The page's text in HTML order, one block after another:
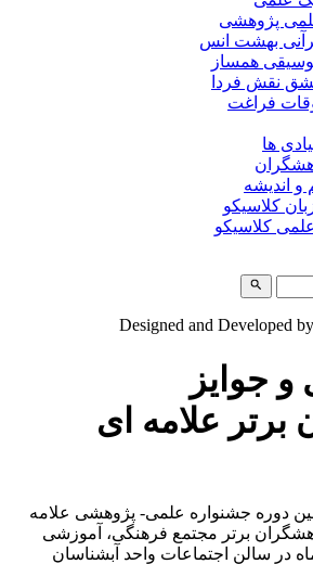
پژوهشی
بهشت انس
همساز
نقش فردا
فراغت
ها
اندیشه
کلاسیکو
کلاسیکو
Designed and
و جوایز
علامه ای
دوره جشنواره علمی- پژوهشی علامه
برتر مجتمع فرهنگی، آموزشی
۶ تیرماه در سالن اجتماعات واحد آبشناسان